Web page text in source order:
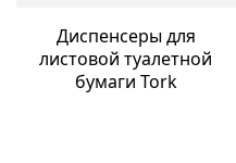
Диспенсеры для
листовой туалетной
бумаги Tork